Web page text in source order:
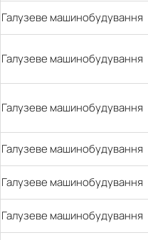
Галузеве машинобудування
Галузеве машинобудування
Галузеве машинобудування
Галузеве машинобудування
Галузеве машинобудування
Галузеве машинобудування